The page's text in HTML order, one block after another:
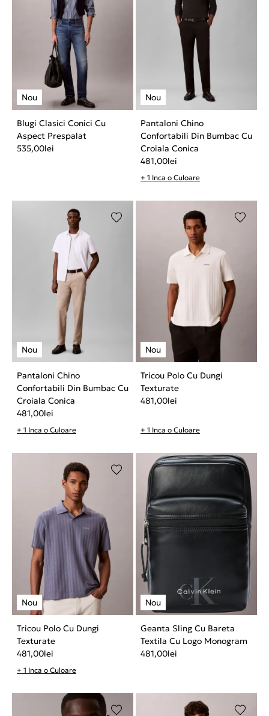
Blugi Clasici Conici Cu
Aspect Prespalat
535,00lei
Pantaloni Chino
Confortabili Din Bumbac Cu
Croiala Conica
481,00lei
+ 1 Inca o Culoare
Pantaloni Chino
Confortabili Din Bumbac Cu
Croiala Conica
481,00lei
+ 1 Inca o Culoare
Tricou Polo Cu Dungi
Texturate
481,00lei
+ 1 Inca o Culoare
Tricou Polo Cu Dungi
Texturate
481,00lei
+ 1 Inca o Culoare
Geanta Sling Cu Bareta
Textila Cu Logo Monogram
481,00lei